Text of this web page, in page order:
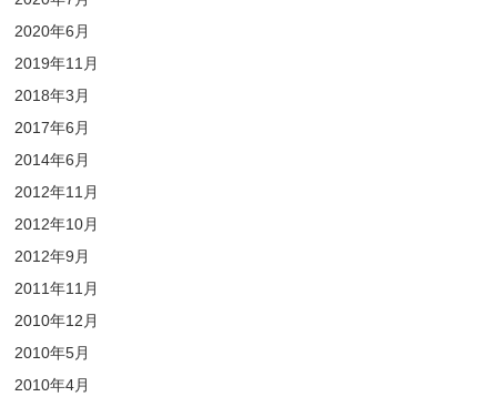
2020年6月
2019年11月
2018年3月
2017年6月
2014年6月
2012年11月
2012年10月
2012年9月
2011年11月
2010年12月
2010年5月
2010年4月